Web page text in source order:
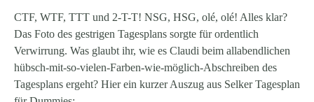
CTF, WTF, TTT und 2-T-T! NSG, HSG, olé, olé! Alles klar?
Das Foto des gestrigen Tagesplans sorgte für ordentlich
Verwirrung. Was glaubt ihr, wie es Claudi beim allabendlichen
hübsch-mit-so-vielen-Farben-wie-möglich-Abschreiben des
Tagesplans ergeht? Hier ein kurzer Auszug aus Selker Tagesplan